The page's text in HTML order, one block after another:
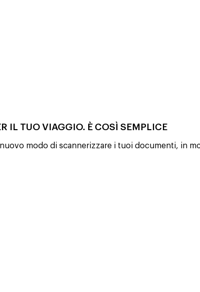
IL TUO VIAGGIO. È COSÌ SEMPLICE
modo di scannerizzare i tuoi documenti, in